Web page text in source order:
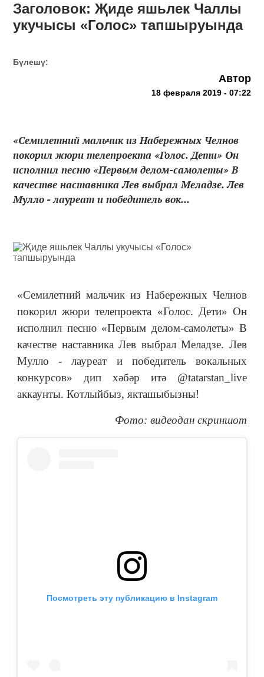
Заголовок: Җиде яшьлек Чаллы
укучысы «Голос» тапшыруында
Бүлешү:
Автор
18 февраля 2019 - 07:22
«Семилетний мальчик из Набережных Челнов
покорил жюри телепроекта «Голос. Дети» Он
исполнил песню «Первым делом-самолеты» В
качестве наставника Лев выбрал Меладзе. Лев
Мулло - лауреат и победитель вок...
«Семилетний мальчик из Набережных Челнов
покорил жюри телепроекта «Голос. Дети» Он
исполнил песню «Первым делом-самолеты» В
качестве наставника Лев выбрал Меладзе. Лев
Мулло - лауреат и победитель вокальных
конкурсов»
дип хәбәр итә @tatarstan_live
аккаунты. Котлыйбыз, якташыбызны!
Фото: видеодан скриншот
Посмотреть эту публикацию в Instagram